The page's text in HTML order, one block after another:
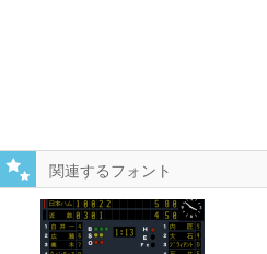
関連するフォント